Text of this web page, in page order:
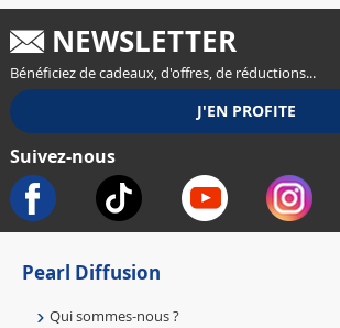
NEWSLETTER
Bénéficiez de cadeaux, d'offres, de réductions...
Suivez-nous
Pearl Diffusion
Qui sommes-nous ?